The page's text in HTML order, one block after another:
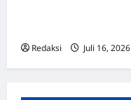
Redaksi Juli 16, 2026